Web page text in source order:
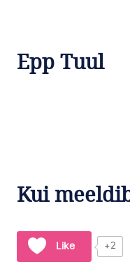
Epp Tuul
Kui
Like +2